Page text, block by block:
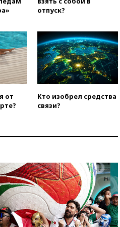
официальный отказ в визах от
Хорватии
вчера, 21:15Пентагон
опубликовал 16 новых видео с
НЛО
вчера, 21:00 На границе
Украины с Польшей скопилось
«Интервидение» точно
вчера, 20:45ПВО за день
сбила еще 75 украинских
беспилотников над Россией
вчера, 20:35Велосипедист
погиб при атаке FPV-дрона в
Белгородской области
отпуск?
от
Кто изобрел средства
связи?